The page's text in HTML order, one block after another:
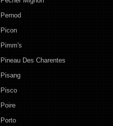
Pernod
Picon
Pimm's
Pineau Des Charentes
Pisang
Pisco
Poire
Porto